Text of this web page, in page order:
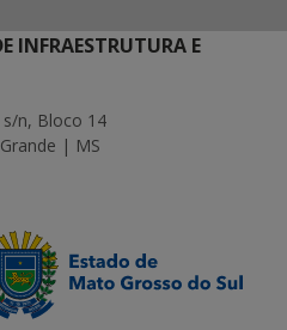
INFRAESTRUTURA E
s/n, Bloco 14
| MS